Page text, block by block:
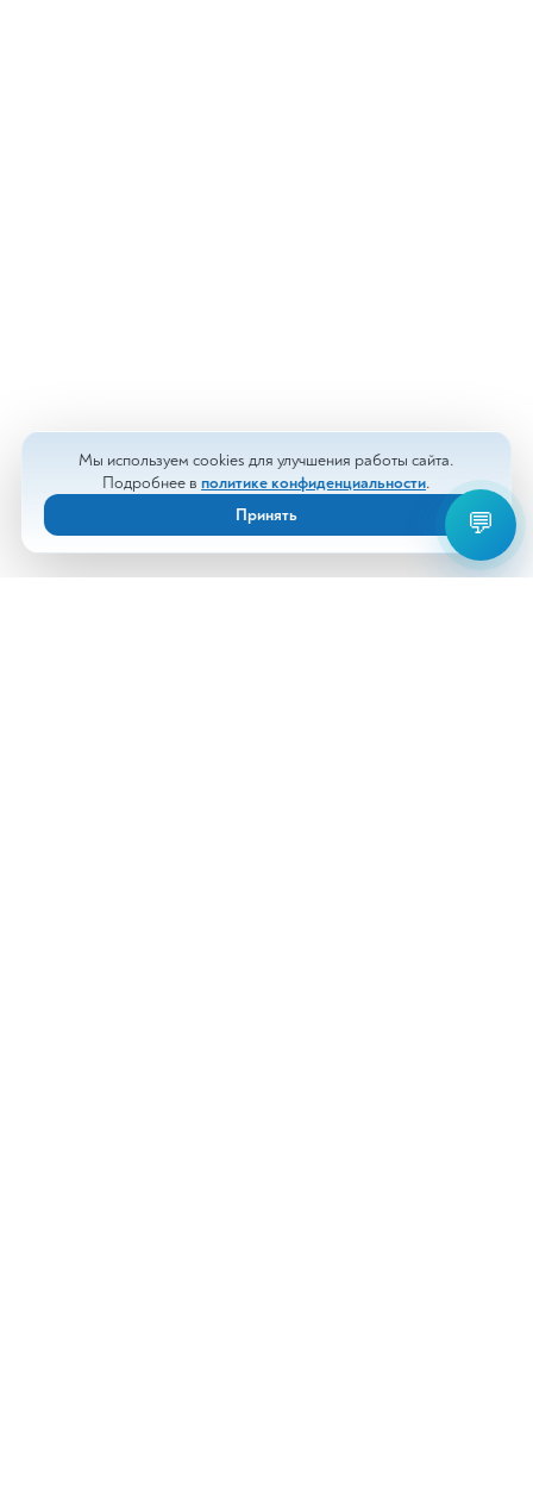
Мы используем cookies для улучшения работы сайта.
Подробнее в политике конфиденциальности.
Принять
💬